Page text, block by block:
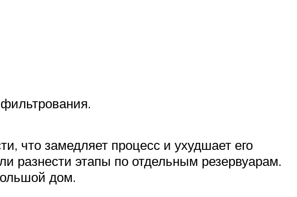
что замедляет процесс и ухудшает его
разнести этапы по отдельным резервуарам.
дом.